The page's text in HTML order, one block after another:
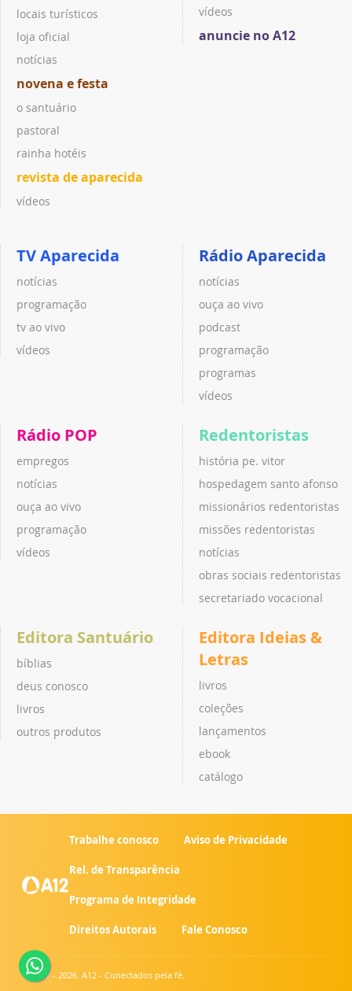
locais turísticos
loja oficial
notícias
novena e festa
o santuário
pastoral
rainha hotéis
revista de aparecida
vídeos
vídeos
anuncie no A12
TV Aparecida
notícias
programação
tv ao vivo
vídeos
Rádio Aparecida
notícias
ouça ao vivo
podcast
programação
programas
vídeos
Rádio POP
empregos
notícias
ouça ao vivo
programação
vídeos
Redentoristas
história pe. vitor
hospedagem santo afonso
missionários redentoristas
missões redentoristas
notícias
obras sociais redentoristas
secretariado vocacional
Editora Santuário
bíblias
deus conosco
livros
outros produtos
Editora Ideias &
Letras
livros
coleções
lançamentos
ebook
catálogo
Trabalhe conosco Aviso de Privacidade
Rel. de Transparência
Programa de Integridade
Direitos Autorais Fale Conosco
© 2007 - 2026. A12 - Conectados pela fé.